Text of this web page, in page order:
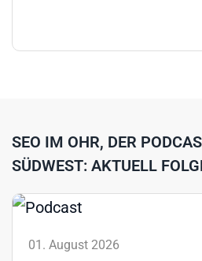
SEO IM OHR, DER
SÜDWEST: AKTUELL
01. August 2026